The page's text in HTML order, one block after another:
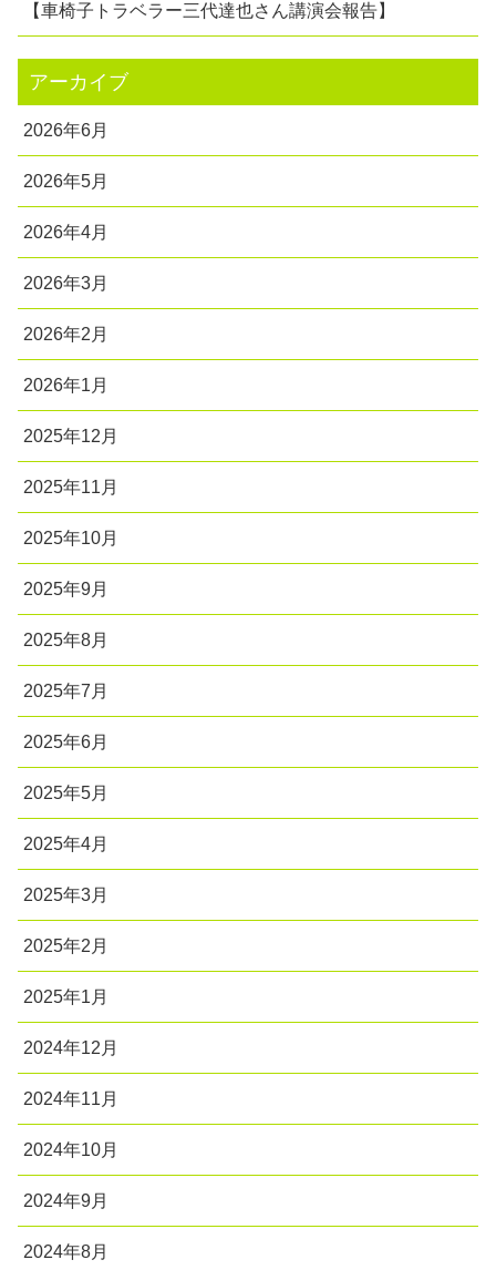
【車椅子トラベラー三代達也さん講演会報告】
アーカイブ
2026年6月
2026年5月
2026年4月
2026年3月
2026年2月
2026年1月
2025年12月
2025年11月
2025年10月
2025年9月
2025年8月
2025年7月
2025年6月
2025年5月
2025年4月
2025年3月
2025年2月
2025年1月
2024年12月
2024年11月
2024年10月
2024年9月
2024年8月